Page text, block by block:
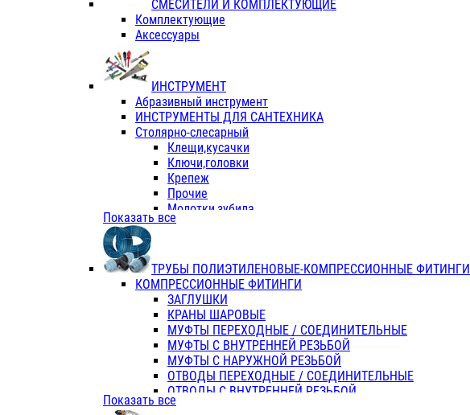
СМЕСИТЕЛИ И КОМПЛЕКТУЮЩИЕ
Комплектующие
Аксессуары
ИНСТРУМЕНТ
Абразивный инструмент
ИНСТРУМЕНТЫ ДЛЯ САНТЕХНИКА
Столярно-слесарный
Клещи,кусачки
Ключи,головки
Крепеж
Прочие
Молотки,зубила
Пассатижи,тонкогубцы,утконосы
Отвертки
Хоз. инвентарь
ЭЛ. ИНСТРУМЕНТ OASIS
Показать все
ТРУБЫ ПОЛИЭТИЛЕНОВЫЕ-КОМПРЕССИОННЫЕ ФИТИНГИ
КОМПРЕССИОННЫЕ ФИТИНГИ
ЗАГЛУШКИ
КРАНЫ ШАРОВЫЕ
МУФТЫ ПЕРЕХОДНЫЕ / СОЕДИНИТЕЛЬНЫЕ
МУФТЫ С ВНУТРЕННЕЙ РЕЗЬБОЙ
МУФТЫ С НАРУЖНОЙ РЕЗЬБОЙ
ОТВОДЫ ПЕРЕХОДНЫЕ / СОЕДИНИТЕЛЬНЫЕ
ОТВОДЫ С ВНУТРЕННЕЙ РЕЗЬБОЙ
ОТВОДЫ С НАРУЖНОЙ РЕЗЬБОЙ
Показать все